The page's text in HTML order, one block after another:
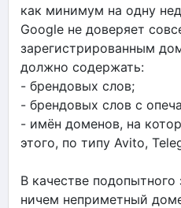
как минимум на одну
Google не доверяет
зарегистрированным
должно содержать:
- брендовых слов;
- брендовых слов с
- имён доменов, на
этого, по типу Avito,
В качестве
ничем неприметный